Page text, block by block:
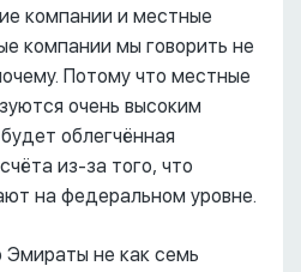
компании и местные
компании мы говорить не
Потому что местные
очень высоким
облегчённая
из-за того, что
на федеральном уровне.
не как семь